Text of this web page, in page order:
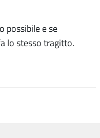
possibile e se
lo stesso tragitto.